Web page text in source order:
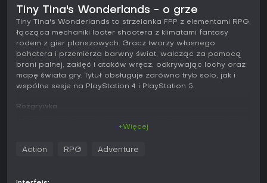
Tiny Tina's Wonderlands - o grze
Tiny Tina's Wonderlands to strzelanka FPP z elementami RPG,
łącząca mechaniki looter shootera z klimatami fantasy
rodem z gier planszowych. Gracz tworzy własnego
bohatera i przemierza barwny świat, walcząc za pomocą
broni palnej, zaklęć i ataków wręcz, odkrywając lochy oraz
mapę świata gry. Tytuł obsługuje zarówno tryb solo, jak i
wspólne sesje na PlayStation 4 i PlayStation 5.
Rozgrywka
+Więcej
Action RPG Adventure